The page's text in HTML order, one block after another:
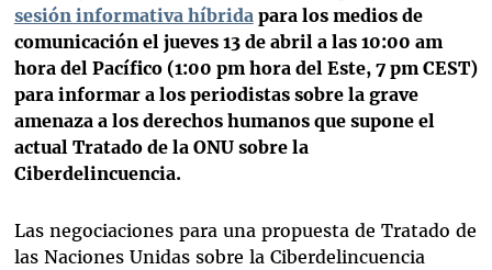
sesión informativa híbrida para los medios de
comunicación el jueves 13 de abril a las 10:00 am
hora del Pacífico (1:00 pm hora del Este, 7 pm CEST)
para informar a los periodistas sobre la grave
amenaza a los derechos humanos que supone el
actual Tratado de la ONU sobre la
Ciberdelincuencia.
Las negociaciones para una propuesta de Tratado de
las Naciones Unidas sobre la Ciberdelincuencia